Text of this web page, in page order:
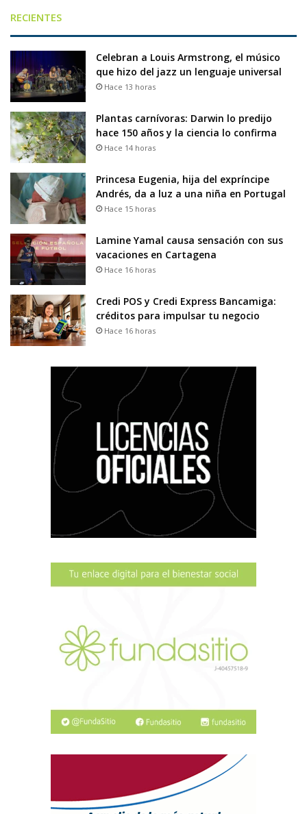
RECIENTES
Celebran a Louis Armstrong, el músico
que hizo del jazz un lenguaje universal
Hace 13 horas
Plantas carnívoras: Darwin lo predijo
hace 150 años y la ciencia lo confirma
Hace 14 horas
Princesa Eugenia, hija del expríncipe
Andrés, da a luz a una niña en Portugal
Hace 15 horas
Lamine Yamal causa sensación con sus
vacaciones en Cartagena
Hace 16 horas
Credi POS y Credi Express Bancamiga:
créditos para impulsar tu negocio
Hace 16 horas